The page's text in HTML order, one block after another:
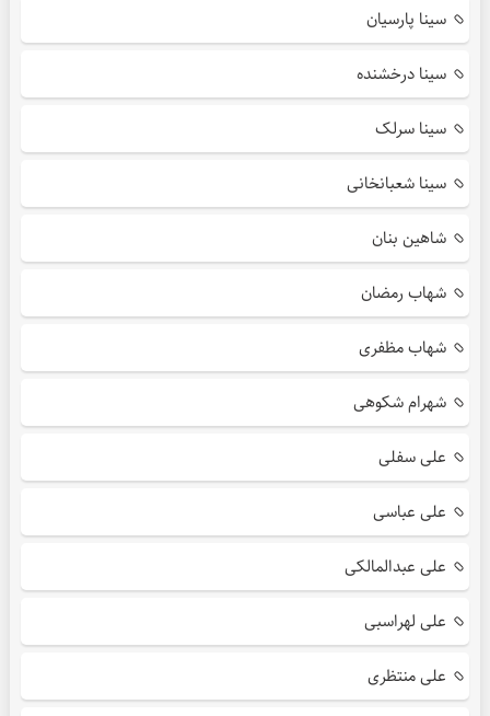
سینا پارسیان
سینا درخشنده
سینا سرلک
سینا شعبانخانی
شاهین بنان
شهاب رمضان
شهاب مظفری
شهرام شکوهی
علی سفلی
علی عباسی
علی عبدالمالکی
علی لهراسبی
علی منتظری